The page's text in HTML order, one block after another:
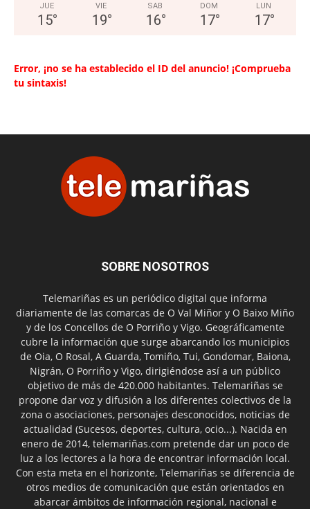
JUE
15°
VIE
19°
SAB
16°
DOM
17°
LUN
17°
Error, ¡no se ha establecido el ID del anuncio! ¡Comprueba
tu sintaxis!
SOBRE NOSOTROS
Telemariñas es un periódico digital que informa
diariamente de las comarcas de O Val Miñor y O Baixo Miño
y de los Concellos de O Porriño y Vigo. Geográficamente
cubre la información que surge abarcando los municipios
de Oia, O Rosal, A Guarda, Tomiño, Tui, Gondomar, Baiona,
Nigrán, O Porriño y Vigo, dirigiéndose así a un público
objetivo de más de 420.000 habitantes. Telemariñas se
propone dar voz y difusión a los diferentes colectivos de la
zona o asociaciones, personajes desconocidos, noticias de
actualidad (Sucesos, deportes, cultura, ocio...). Nacida en
enero de 2014, telemariñas.com pretende dar un poco de
luz a los lectores a la hora de encontrar información local.
Con esta meta en el horizonte, Telemariñas se diferencia de
otros medios de comunicación que están orientados en
abarcar ámbitos de información regional, nacional e